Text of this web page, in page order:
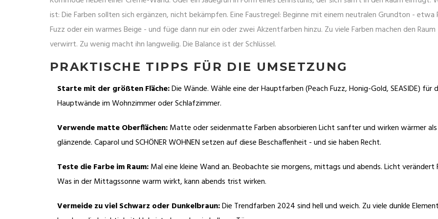
ist: Die Farben sollten sich ergänzen, nicht bekämpfen. Eine Faustregel: Beginne mit einem neutralen Grundton - etwa
Fuzz oder ein warmes Beige - und füge dann nur ein oder zwei Akzentfarben hinzu. Zu viele Farben machen den Raum
verwirrt. Zu wenig macht ihn langweilig. Die Balance ist der Schlüssel.
PRAKTISCHE TIPPS FÜR DIE UMSETZUNG
Starte mit der größten Fläche:Die Wände. Wähle eine der Hauptfarben (Peach Fuzz, Honig-Gold, SEASIDE) für
Hauptwände im Wohnzimmer oder Schlafzimmer.
Verwende matte Oberflächen:Matte oder seidenmatte Farben absorbieren Licht sanfter und wirken wärmer als
glänzende. Caparol und SCHÖNER WOHNEN setzen auf diese Beschaffenheit - und sie haben Recht.
Teste die Farbe im Raum:Mal eine kleine Wand an. Beobachte sie morgens, mittags und abends. Licht verändert
Was in der Mittagssonne warm wirkt, kann abends trist wirken.
Vermeide zu viel Schwarz oder Dunkelbraun:Die Trendfarben 2024 sind hell und weich. Zu viele dunkle